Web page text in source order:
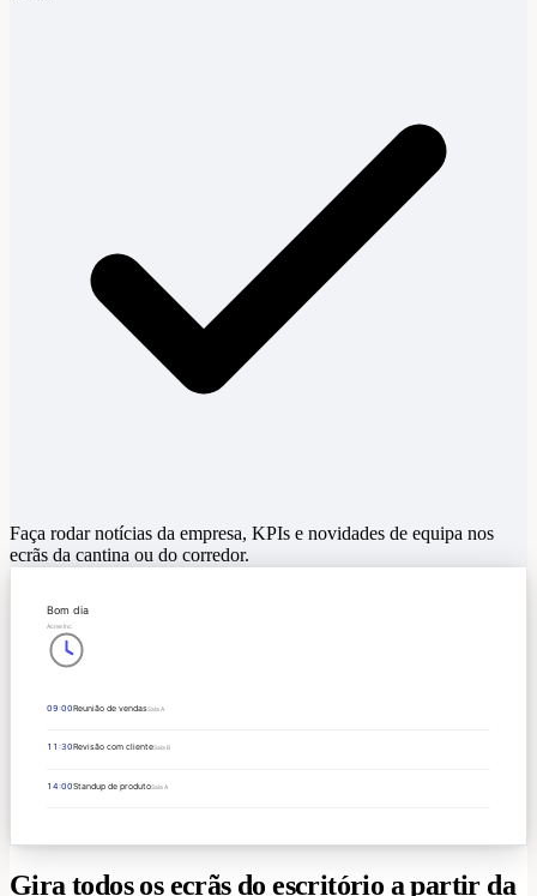
Faça rodar notícias da empresa, KPIs e novidades de equipa nos
ecrãs da cantina ou do corredor.
Bom dia
Acme Inc.
09:00Reunião de vendasSala A
11:30Revisão com clienteSala B
14:00Standup de produtoSala A
Gira todos os ecrãs do escritório a partir da